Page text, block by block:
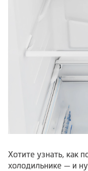
Хотите узнать, как
холодильнике — и